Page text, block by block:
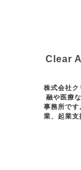
Clear
株式会社ク
融や医療
事務所です
業、起業支